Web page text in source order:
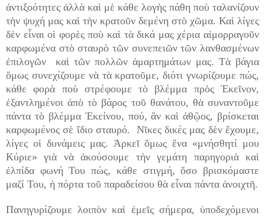
ἀντιξοότητες ἀλλὰ καὶ μὲ κάθε λογὴς πάθη ποὺ ταλανίζουν
τὴν ψυχή μας καὶ τὴν κρατοῦν δεμένη στὸ χῶμα. Καὶ λίγες
δὲν εἶναι οἱ φορὲς ποὺ καὶ τὰ δικά μας χέρια αἱμορραγοῦν
καρφωμένα στὸ σταυρὸ τῶν συνεπειῶν τῶν λανθασμένων
ἐπιλογῶν καὶ τῶν πολλῶν ἁμαρτημάτων μας. Τὰ βάγια
ὅμως συνεχίζουμε νὰ τὰ κρατοῦμε, διότι γνωρίζουμε πώς,
κάθε φορὰ ποὺ στρέφουμε τὸ βλέμμα πρὸς Ἐκεῖνον,
ἐξαντλημένοι ἀπὸ τὸ βάρος τοῦ θανάτου, θὰ συναντοῦμε
πάντα τὸ βλέμμα Ἐκείνου, πού, ἂν καὶ ἀθῷος, βρίσκεται
καρφωμένος σὲ ἴδιο σταυρό. Νῖκες δικές μας δὲν ἔχουμε,
λίγες οἱ δυνάμεις μας. Ἀρκεῖ ὅμως ἕνα «μνήσθητί μου
Κύριε» γιὰ νὰ ἀκούσουμε τὴν γεμάτη παρηγοριὰ καὶ
ἐλπίδα φωνή Του πώς, κάθε στιγμή, ὅσο βρισκόμαστε
μαζί Του, ἡ πόρτα τοῦ παραδείσου θὰ εἶναι πάντα ἀνοιχτῆ.
Πανηγυρίζουμε λοιπὸν καὶ ἐμεῖς σήμερα, ὑποδεχόμενοι